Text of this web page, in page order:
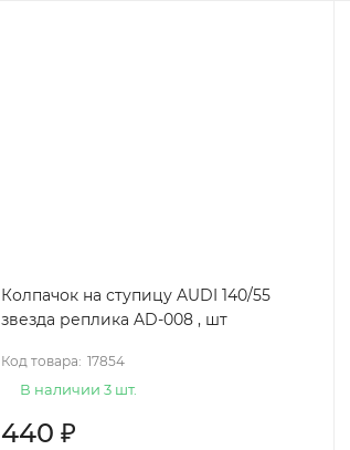
Колпачок на ступицу AUDI 140/55
звезда реплика AD-008 , шт
Код товара: 17854
В наличии 3 шт.
440 ₽